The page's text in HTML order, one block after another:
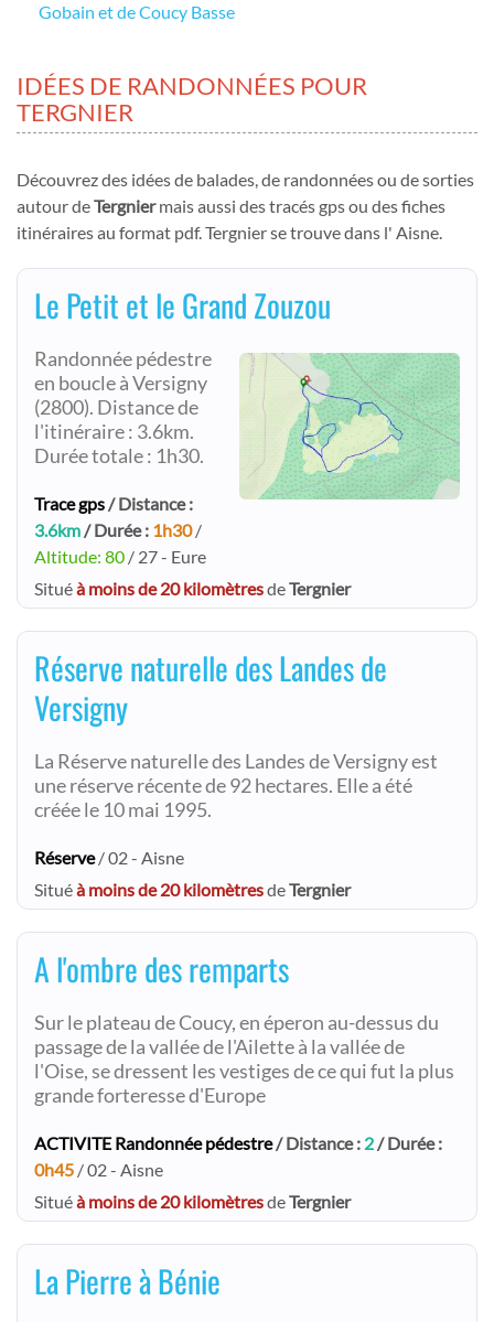
Gobain et de Coucy Basse
IDÉES DE RANDONNÉES POUR
TERGNIER
Découvrez des idées de balades, de randonnées ou de sorties
autour deTergniermais aussi des tracés gps ou des fiches
itinéraires au format pdf. Tergnier se trouve dans l' Aisne.
Le Petit et le Grand Zouzou
Randonnée pédestre
en boucle à Versigny
(2800). Distance de
l'itinéraire : 3.6km.
Durée totale : 1h30.
Trace gps/ Distance :
3.6km/ Durée : 1h30/
Altitude: 80 / 27 - Eure
Situéà moins de 20 kilomètresdeTergnier
Réserve naturelle des Landes de
Versigny
La Réserve naturelle des Landes de Versigny est
une réserve récente de 92 hectares. Elle a été
créée le 10 mai 1995.
Réserve/ 02 - Aisne
Situéà moins de 20 kilomètresdeTergnier
A l'ombre des remparts
Sur le plateau de Coucy, en éperon au-dessus du
passage de la vallée de l'Ailette à la vallée de
l'Oise, se dressent les vestiges de ce qui fut la plus
grande forteresse d'Europe
ACTIVITE Randonnée pédestre/ Distance : 2/ Durée :
0h45 / 02 - Aisne
Situéà moins de 20 kilomètresdeTergnier
La Pierre à Bénie